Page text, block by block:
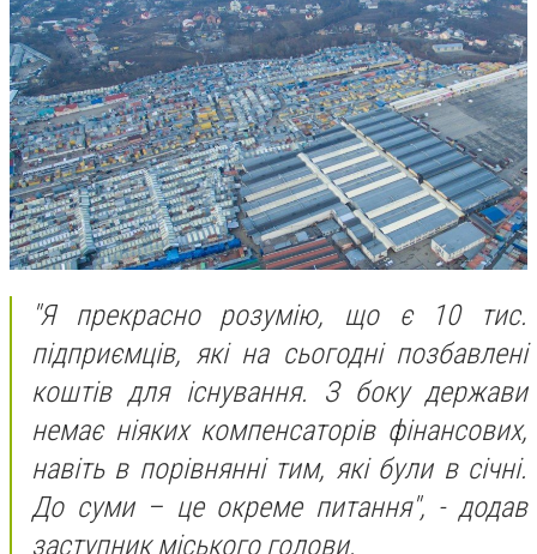
"Я прекрасно розумію, що є 10 тис.
підприємців, які на сьогодні позбавлені
коштів для існування. З боку держави
немає ніяких компенсаторів фінансових,
навіть в порівнянні тим, які були в січні.
До суми – це окреме питання", - додав
заступник міського голови.